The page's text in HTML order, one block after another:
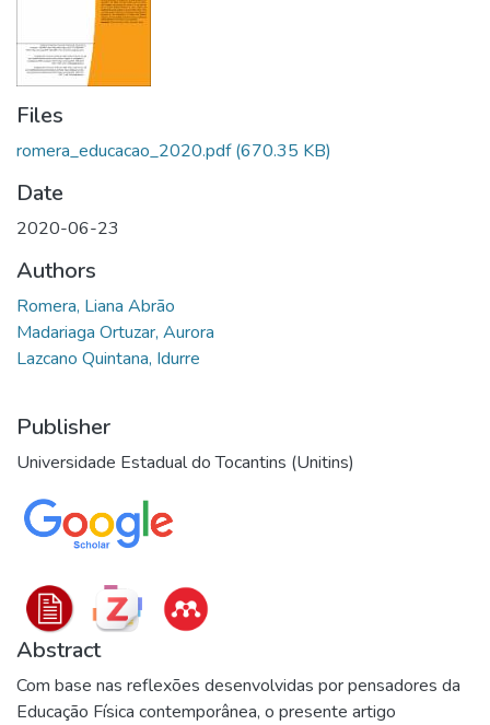
Policies
Files
romera_educacao_2020.pdf(670.35 KB)
Date
2020-06-23
Authors
Romera, Liana Abrão
Madariaga Ortuzar, Aurora
Lazcano Quintana, Idurre
Publisher
Universidade Estadual do Tocantins (Unitins)
Abstract
Com base nas reflexões desenvolvidas por pensadores da
Educação Física contemporânea, o presente artigo